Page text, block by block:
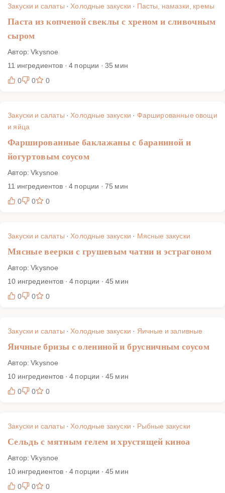
Закуски и салаты ·Холодные закуски · Пасты, намазки, кремы
Паста из копченой свеклы с хреном и сливочным
сыром
Автор: Vkysnoe
11 ингредиентов · 4 порции · 35 мин
0
0 0
Закуски и салаты ·Холодные закуски · Фаршированные овощи
и яйца
Фаршированные баклажаны с бараниной и
йогуртовым соусом
Автор: Vkysnoe
11 ингредиентов · 4 порции · 75 мин
0
0 0
Закуски и салаты ·Холодные закуски · Мясные закуски
Мясные веерки с грушевым чатни и эстрагоном
Автор: Vkysnoe
10 ингредиентов · 4 порции · 45 мин
0
0 0
Закуски и салаты ·Холодные закуски · Яичные и заливные
Яичные бризы с олениной и брусничным соусом
Автор: Vkysnoe
10 ингредиентов · 4 порции · 45 мин
0
0 0
Закуски и салаты ·Холодные закуски · Рыбные закуски
Сельдь с мятным гелем и хрустящей киноа
Автор: Vkysnoe
10 ингредиентов · 4 порции · 45 мин
0
0 0